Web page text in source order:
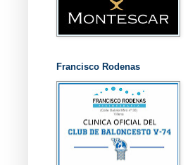
Francisco Rodenas